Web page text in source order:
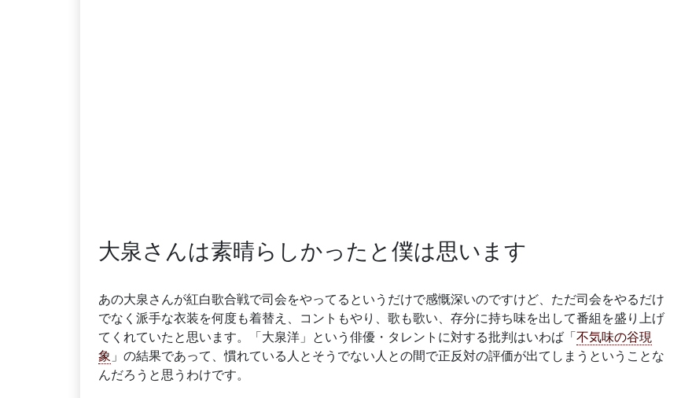
大泉さんは素晴らしかったと僕は思います
あの大泉さんが紅白歌合戦で司会をやってるというだけで感慨深いのですけど、ただ司会をやるだけ
でなく派手な衣装を何度も着替え、コントもやり、歌も歌い、存分に持ち味を出して番組を盛り上げ
てくれていたと思います。「大泉洋」という俳優・タレントに対する批判はいわば「不気味の谷現
象 」の結果であって、慣れている人とそうでない人との間で正反対の評価が出てしまうということな
んだろうと思うわけです。